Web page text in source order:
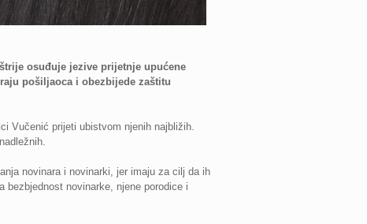
osuđuje jezive prijetnje upućene
pošiljaoca i obezbijede zaštitu
Vučenić prijeti ubistvom njenih najbližih.
novinara i novinarki, jer imaju za cilj da ih
bezbjednost novinarke, njene porodice i